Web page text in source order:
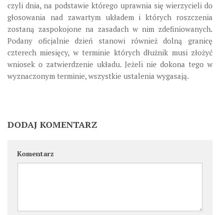
czyli dnia, na podstawie którego uprawnia się wierzycieli do
głosowania nad zawartym układem i których roszczenia
zostaną zaspokojone na zasadach w nim zdefiniowanych.
Podany oficjalnie dzień stanowi również dolną granicę
czterech miesięcy, w terminie których dłużnik musi złożyć
wniosek o zatwierdzenie układu. Jeżeli nie dokona tego w
wyznaczonym terminie, wszystkie ustalenia wygasają.
DODAJ KOMENTARZ
Komentarz